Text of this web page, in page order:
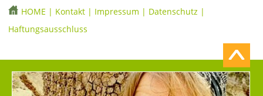
HOME | Kontakt | Impressum | Datenschutz |
Haftungsausschluss